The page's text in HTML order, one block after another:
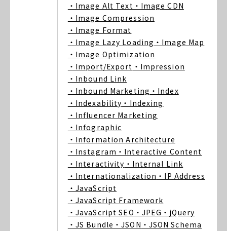
・Image Alt Text ・Image CDN
・Image Compression
・Image Format
・Image Lazy Loading ・Image Map
・Image Optimization
・Import/Export ・Impression
・Inbound Link
・Inbound Marketing ・Index
・Indexability ・Indexing
・Influencer Marketing
・Infographic
・Information Architecture
・Instagram ・Interactive Content
・Interactivity ・Internal Link
・Internationalization ・IP Address
・JavaScript
・JavaScript Framework
・JavaScript SEO ・JPEG ・jQuery
・JS Bundle ・JSON ・JSON Schema